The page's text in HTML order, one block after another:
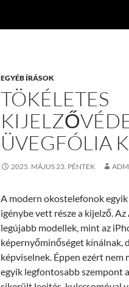
EGYÉB ÍRÁSOK
TÖKÉLETES
ÜVEGFÓLIA
2025. MÁJUS 23. PÉNTEK
A modern okostelefonok
igénybe vett része a kijelző.
legújabb modellek, mint az
képernyőminőséget kínálnak,
képviselnek. Éppen ezért nem
egyik legfontosabb szempont